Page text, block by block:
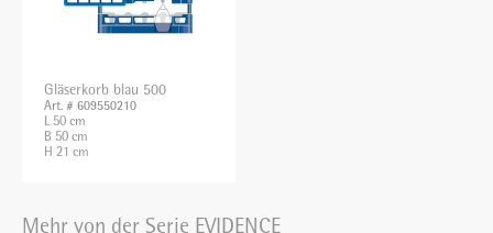
Gläserkorb blau 500
Art. # 609550210
L 50 cm
B 50 cm
H 21 cm
Mehr von der Serie EVIDENCE